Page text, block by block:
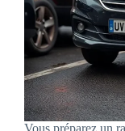
Vous préparez un